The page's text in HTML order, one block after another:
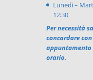
Lunedì –
12:30
Per necessità
concordare
appuntamento
orario.